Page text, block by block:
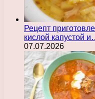
Рецепт
кислой капустой
07.07.2026